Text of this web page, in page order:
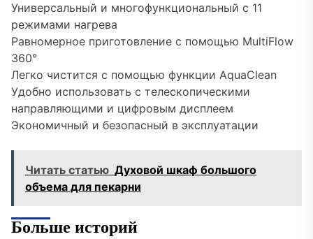
Универсальный и многофункциональный с 11
режимами нагрева
Равномерное приготовление с помощью MultiFlow
360°
Легко чистится с помощью функции AquaClean
Удобно использовать с телескопическими
направляющими и цифровым дисплеем
Экономичный и безопасный в эксплуатации
Читать статью Духовой шкаф большого
объема для пекарни
Больше историй